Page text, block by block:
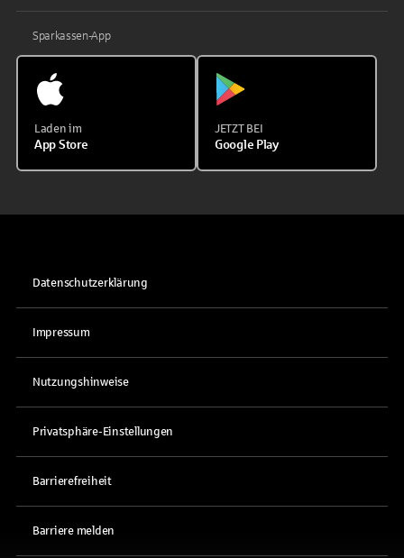
Sparkassen-App
Laden im
App Store
JETZT BEI
Google Play
Datenschutzerklärung
Impressum
Nutzungshinweise
Privatsphäre-Einstellungen
Barrierefreiheit
Barriere melden